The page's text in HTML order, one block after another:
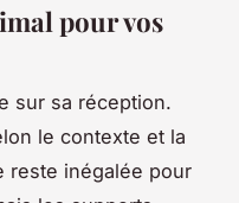
pour vos
sur sa réception.
le contexte et la
reste inégalée pour